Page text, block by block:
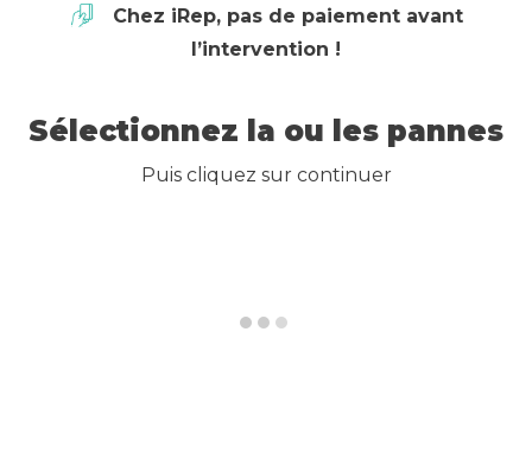
Chez iRep, pas de paiement avant
l’intervention !
Sélectionnez la ou les pannes
Puis cliquez sur continuer